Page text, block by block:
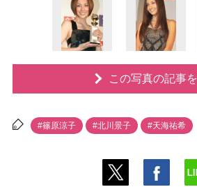
この写真の記事
#篠原涼子 #北川景子 #天海祐希